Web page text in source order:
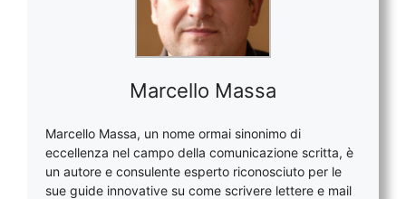
Marcello Massa
Marcello Massa, un nome ormai sinonimo di
eccellenza nel campo della comunicazione scritta, è
un autore e consulente esperto riconosciuto per le
sue guide innovative su come scrivere lettere e mail